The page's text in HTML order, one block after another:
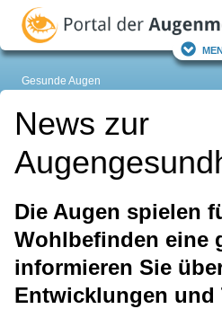
Gesunde Augen
News zur
Die Augen spielen
Wohlbefinden eine
informieren Sie
Entwicklungen und